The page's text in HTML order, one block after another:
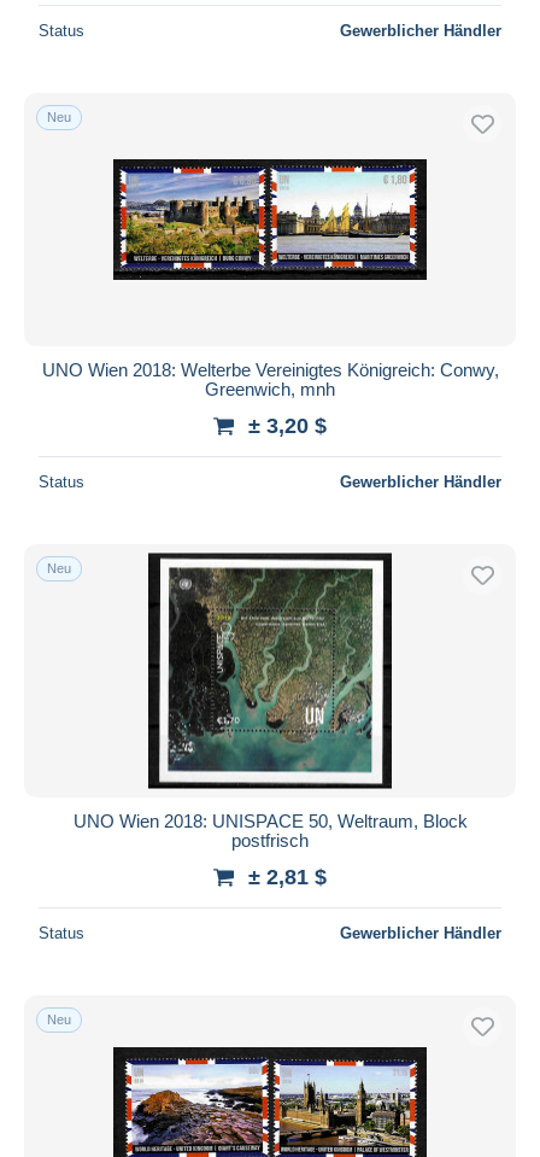
Status Gewerblicher Händler
Neu
UNO Wien 2018: Welterbe Vereinigtes Königreich: Conwy,
Greenwich, mnh
± 3,20 $
Status Gewerblicher Händler
Neu
UNO Wien 2018: UNISPACE 50, Weltraum, Block
postfrisch
± 2,81 $
Status Gewerblicher Händler
Neu